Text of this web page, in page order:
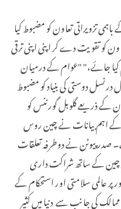
تزویراتی تعاون کو مضبوط کیا
کو تقویت دے کر اپنی اپنی ترقی
کیا جائے،" "عوام کے درمیان
دوستی کی بنیاد کو مضبوط
کے ذریعے گلوبل گورننس کو
کے اہم بیانات نے چین روس
صدر پیوٹن نے دوطرفہ تعلقات
چین کے ساتھ شراکت داری
پر عالمی سلامتی اور استحکام کے
کی جانب سے دنیا میں کثیر